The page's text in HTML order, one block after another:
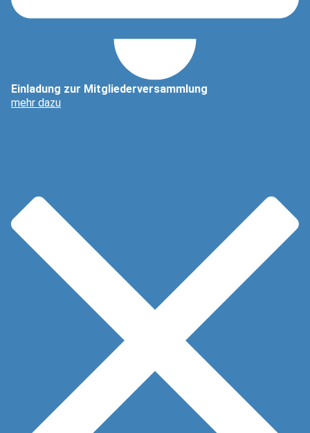
Einladung zur Mitgliederversammlung
mehr dazu